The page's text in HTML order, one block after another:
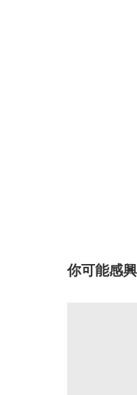
你可能感